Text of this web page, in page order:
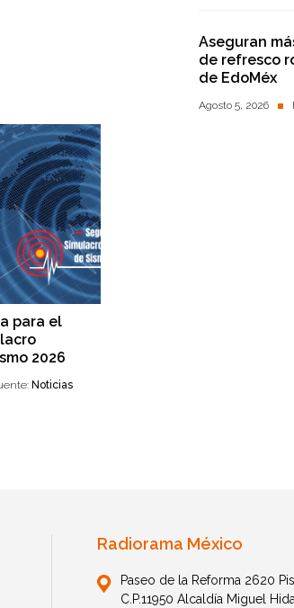
para el
2026
Noticias
Aseguran
de refresco
de EdoMéx
Agosto 5, 2026
Radiorama México
Paseo de la Reforma 2620
C.P.11950 Alcaldía Miguel